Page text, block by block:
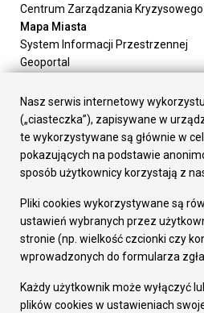
Centrum Zarządzania Kryzysowego
Mapa Miasta
System Informacji Przestrzennej
Geoportal
Załatw sprawę
Prezydent Miasta
Rada Miasta
Wydziały
Elektroniczna Skrzynka Podawcza
Gospodarka
Fundusze europejskie
Środki krajowe
Oferty inwestycyjne
Pozostałe
Nasz serwis internetowy
(„ciasteczka”), zapisywane w
te wykorzystywane są głównie w
pokazujących na podstawie
sposób użytkownicy korzystają z
Pliki cookies wykorzystywane są
ustawień wybranych przez
stronie (np. wielkość czcionki czy
wprowadzonych do formularza
Każdy użytkownik może wyłączyć
plików cookies w ustawieniach